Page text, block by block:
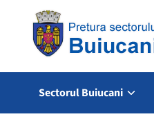
Sectorul Buiucani